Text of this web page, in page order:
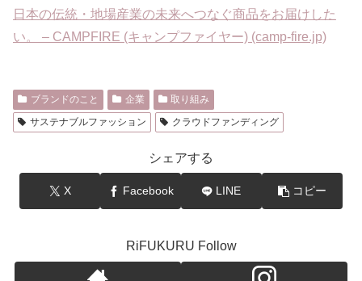
日本の伝統・地場産業の未来へつなぐ商品をお届けした
い。 – CAMPFIRE (キャンプファイヤー) (camp-fire.jp)
ブランドのこと 企業
取り組み
サステナブルファッション
クラウドファンディング
シェアする
X Facebook LINE コピー
RiFUKURU Follow